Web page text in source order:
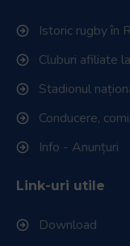
Istoric rugby în
Cluburi afiliate
Stadionul
Conducere,
Info - Anunțuri
Link-uri utile
Download